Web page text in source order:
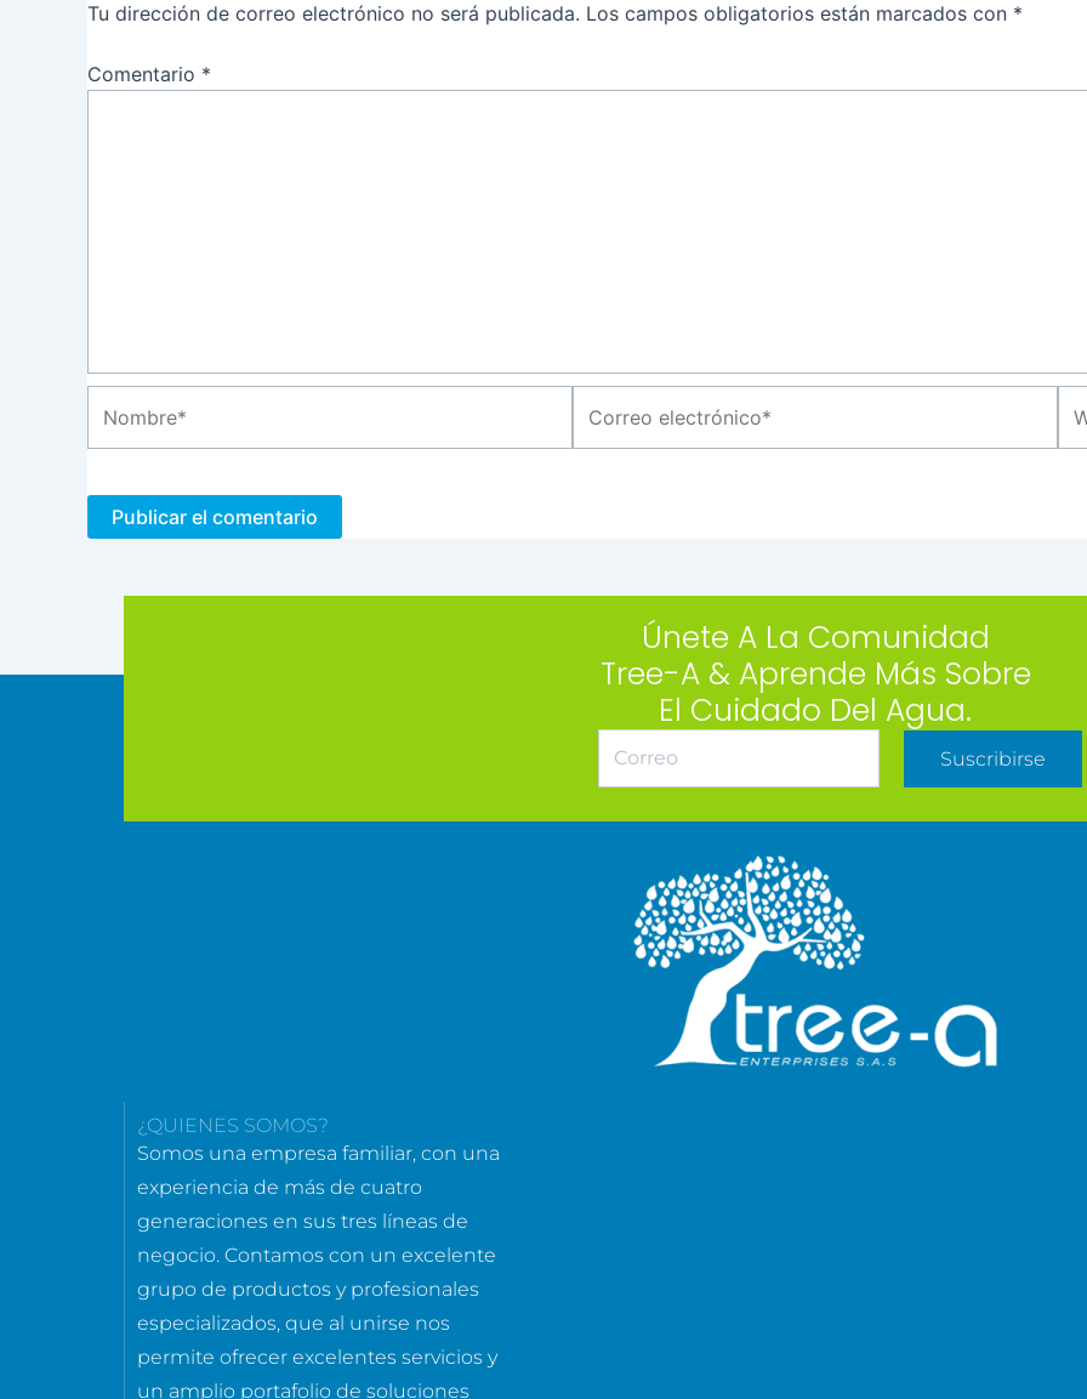
Tu dirección de correo electrónico no será publicada. Los campos obligatorios están marcados con *
Comentario *
electrónico*
Únete A La Comunidad
Tree-A & Aprende Más Sobre
El Cuidado Del Agua.
Suscribirse
¿QUIENES SOMOS?
Somos una empresa familiar, con una
experiencia de más de cuatro
generaciones en sus tres líneas de
negocio. Contamos con un excelente
grupo de productos y profesionales
especializados, que al unirse nos
permite ofrecer excelentes servicios y
un amplio portafolio de soluciones